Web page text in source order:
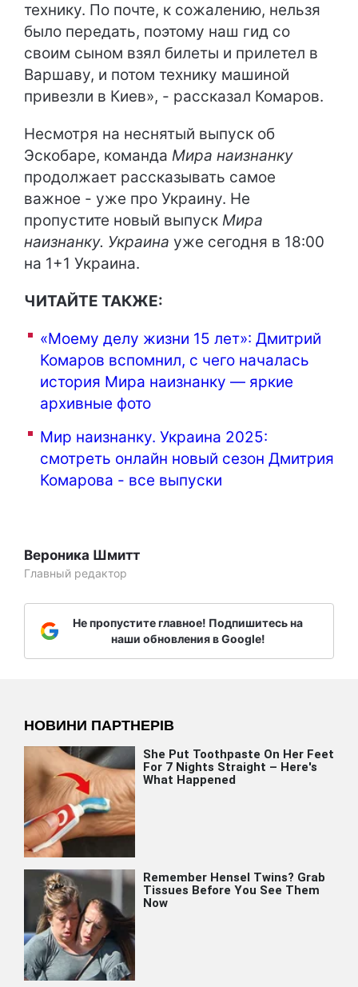
технику. По почте, к сожалению, нельзя
было передать, поэтому наш гид со
своим сыном взял билеты и прилетел в
Варшаву, и потом технику машиной
привезли в Киев», - рассказал Комаров.
Несмотря на неснятый выпуск об
Эскобаре, команда Мира наизнанку
продолжает рассказывать самое
важное - уже про Украину. Не
пропустите новый выпуск Мира
наизнанку. Украина уже сегодня в 18:00
на 1+1 Украина.
ЧИТАЙТЕ ТАКЖЕ:
«Моему делу жизни 15 лет»: Дмитрий
Комаров вспомнил, с чего началась
история Мира наизнанку — яркие
архивные фото
Мир наизнанку. Украина 2025:
смотреть онлайн новый сезон Дмитрия
Комарова - все выпуски
Вероника Шмитт
Главный редактор
Не пропустите главное! Подпишитесь на
наши обновления в Google!